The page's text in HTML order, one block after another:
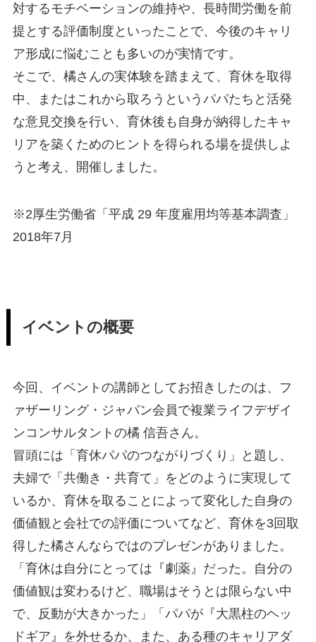
対するモチベーションの維持や、長時間労働を前
提とする評価制度といったことで、今後のキャリ
ア形成に悩むことも多いのが実情です。
そこで、橘さんの実体験を踏まえて、育休を取得
中、またはこれから取ろうというパパたちと活発
な意見交換を行い、育休後も自身が納得したキャ
リアを築くためのヒントを得られる場を提供しよ
うと考え、開催しました。
※2厚生労働省「平成 29 年度雇用均等基本調査」
2018年7月
イベントの概要
今回、イベントの講師としてお招きしたのは、フ
ァザーリング・ジャパン会員で複業ライフデザイ
ンコンサルタントの橘 信吾さん。
冒頭には「育休パパのつながりづくり」と題し、
夫婦で「共働き・共育て」をどのように実現して
いるか、育休を取ることによって変化した自身の
価値観と会社での評価についてなど、育休を3回取
得した橘さんならではのプレゼンがありました。
「育休は自分にとっては『劇薬』だった。自分の
価値観は変わるけど、職場はそうとは限らない中
で、反動が大きかった」「パパが『大黒柱のヘッ
ドギア』を外せるか、また、ある種のキャリアダ